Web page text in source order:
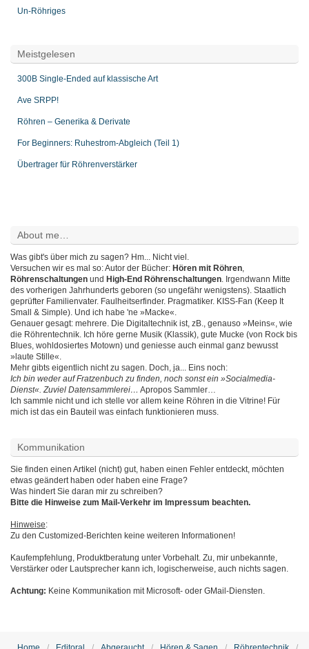
Un-Röhriges
Meistgelesen
300B Single-Ended auf klassische Art
Ave SRPP!
Röhren – Generika & Derivate
For Beginners: Ruhestrom-Abgleich (Teil 1)
Übertrager für Röhrenverstärker
About me…
Was gibt's über mich zu sagen? Hm... Nicht viel.
Versuchen wir es mal so: Autor der Bücher: Hören mit Röhren,
Röhrenschaltungen und High-End Röhrenschaltungen. Irgendwann Mitte
des vorherigen Jahrhunderts geboren (so ungefähr wenigstens). Staatlich
geprüfter Familienvater. Faulheitserfinder. Pragmatiker. KISS-Fan (Keep It
Small & Simple). Und ich habe 'ne »Macke«.
Genauer gesagt: mehrere. Die Digitaltechnik ist, zB., genauso »Meins«, wie
die Röhrentechnik. Ich höre gerne Musik (Klassik), gute Mucke (von Rock bis
Blues, wohldosiertes Motown) und geniesse auch einmal ganz bewusst
»laute Stille«.
Mehr gibts eigentlich nicht zu sagen. Doch, ja... Eins noch:
Ich bin weder auf Fratzenbuch zu finden, noch sonst ein »Socialmedia-
Dienst«. Zuviel Datensammlerei… Apropos Sammler…
Ich sammle nicht und ich stelle vor allem keine Röhren in die Vitrine! Für
mich ist das ein Bauteil was einfach funktionieren muss.
Kommunikation
Sie finden einen Artikel (nicht) gut, haben einen Fehler entdeckt, möchten
etwas geändert haben oder haben eine Frage?
Was hindert Sie daran mir zu schreiben?
Bitte die Hinweise zum Mail-Verkehr im Impressum beachten.
Hinweise:
Zu den Customized-Berichten keine weiteren Informationen!
Kaufempfehlung, Produktberatung unter Vorbehalt. Zu, mir unbekannte,
Verstärker oder Lautsprecher kann ich, logischerweise, auch nichts sagen.
Achtung: Keine Kommunikation mit Microsoft- oder GMail-Diensten.